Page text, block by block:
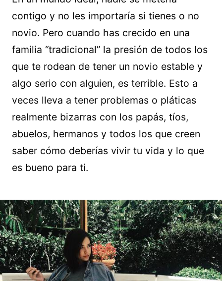
contigo y no les importaría si tienes o no
novio. Pero cuando has crecido en una
familia “tradicional” la presión de todos los
que te rodean de tener un novio estable y
algo serio con alguien, es terrible. Esto a
veces lleva a tener problemas o pláticas
realmente bizarras con los papás, tíos,
abuelos, hermanos y todos los que creen
saber cómo deberías vivir tu vida y lo que
es bueno para ti.